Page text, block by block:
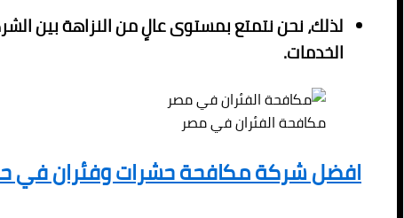
لذلك، نحن نتمتع بمستوى عالٍ من النزاهة بين
الخدمات.
مكافحة الفئران في مصر
افضل شركة مكافحة حشرات وفئران في